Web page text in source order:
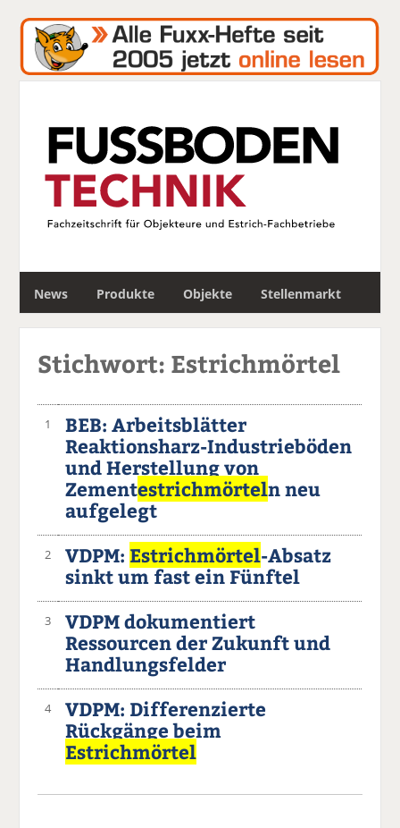
News Produkte Objekte Stellenmarkt
c
Stichwort: Estrichmörtel
1
BEB: Arbeitsblätter
Reaktionsharz-Industrieböden
und Herstellung von
Zementestrichmörteln neu
aufgelegt
2 VDPM: Estrichmörtel-Absatz
sinkt um fast ein Fünftel
3
VDPM dokumentiert
Ressourcen der Zukunft und
Handlungsfelder
4
VDPM: Differenzierte
Rückgänge beim
Estrichmörtel